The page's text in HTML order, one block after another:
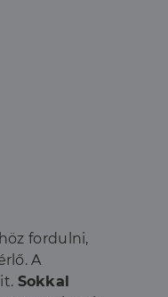
fordulni,
A
Sokkal